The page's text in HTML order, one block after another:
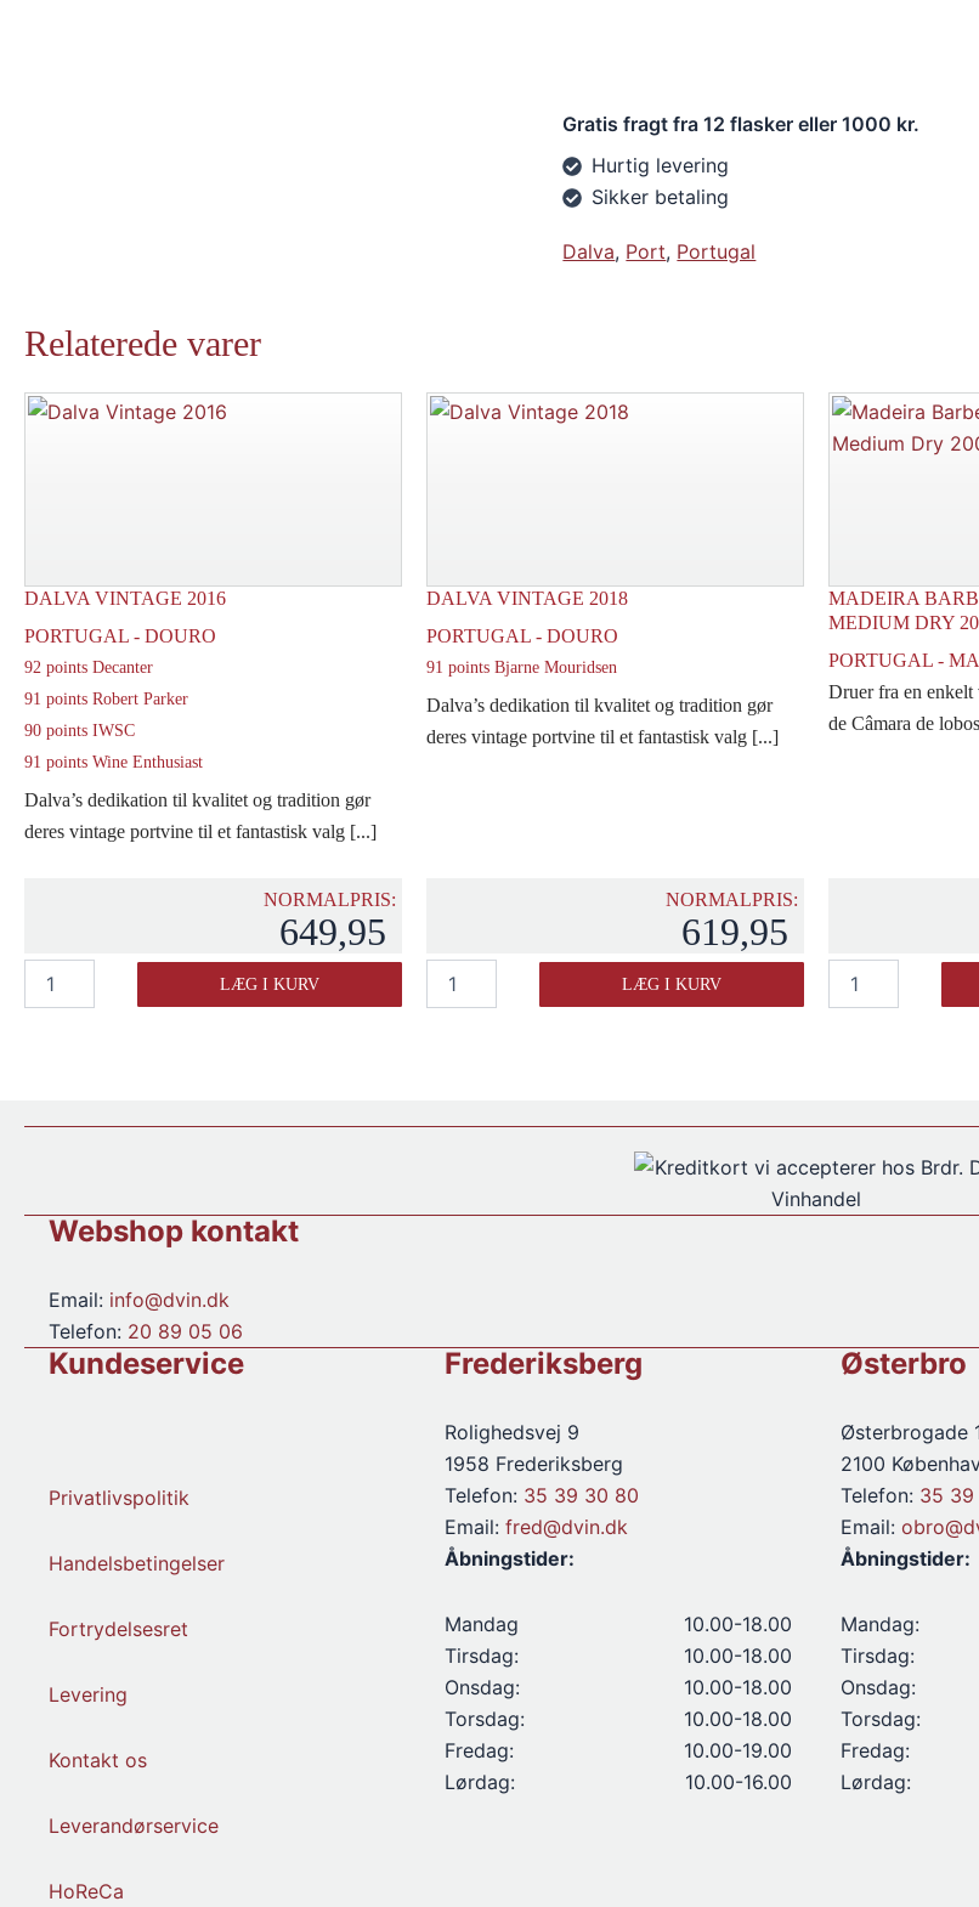
Gratis fragt fra 12 flasker eller 1000 kr.
Hurtig levering
Sikker betaling
Dalva, Port, Portugal
Relaterede varer
DALVA VINTAGE 2016
PORTUGAL - DOURO
92 points Decanter
91 points Robert Parker
90 points IWSC
91 points Wine Enthusiast
Dalva’s dedikation til kvalitet og tradition gør
deres vintage portvine til et fantastisk valg [...]
NORMALPRIS:
649,95
Vintage
LÆG I KURV
DALVA VINTAGE 2018
PORTUGAL - DOURO
91 points Bjarne Mouridsen
Dalva’s dedikation til kvalitet og tradition gør
deres vintage portvine til et fantastisk valg [...]
NORMALPRIS:
619,95
Vintage
LÆG I KURV
MADEIRA
MEDIUM DRY
PORTUGAL -
Druer fra en
de Câmara de
Barbeito
Webshop kontakt
Email: info@dvin.dk
Telefon: 20 89 05 06
Kundeservice
Privatlivspolitik
Handelsbetingelser
Fortrydelsesret
Levering
Kontakt os
Leverandørservice
HoReCa
Frederiksberg
Rolighedsvej 9
1958 Frederiksberg
Telefon: 35 39 30 80
Email: fred@dvin.dk
Åbningstider:
Mandag
10.00-18.00
Tirsdag:
10.00-18.00
Onsdag:
10.00-18.00
Torsdag:
10.00-18.00
Fredag:
10.00-19.00
Lørdag:
10.00-16.00
Østerbro
Østerbrogade
2100
Telefon: 35
Email:
Åbningstider:
Mandag:
Tirsdag:
Onsdag:
Torsdag:
Fredag:
Lørdag: